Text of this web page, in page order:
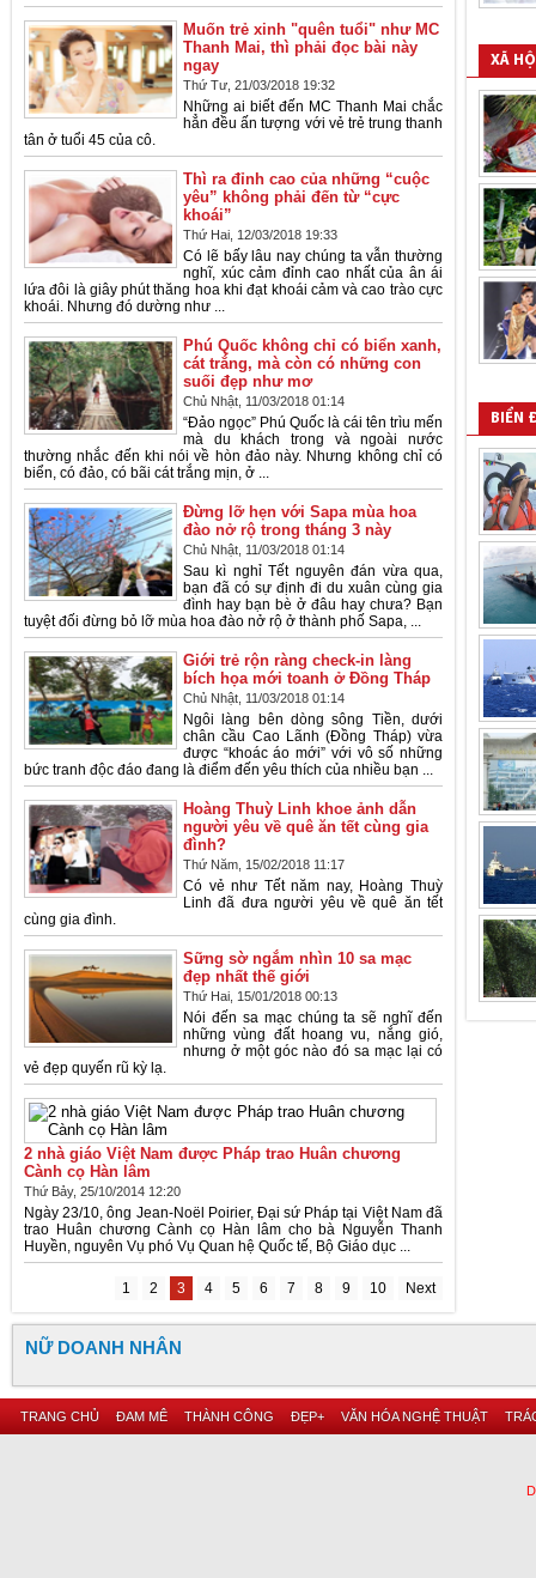
Muốn trẻ xinh "quên tuổi" như MC
Thanh Mai, thì phải đọc bài này
ngay
Thứ Tư, 21/03/2018 19:32
Những ai biết đến MC Thanh Mai chắc
hẳn đều ấn tượng với vẻ trẻ trung thanh
tân ở tuổi 45 của cô.
Thì ra đỉnh cao của những “cuộc
yêu” không phải đến từ “cực
khoái”
Thứ Hai, 12/03/2018 19:33
Có lẽ bấy lâu nay chúng ta vẫn thường
nghĩ, xúc cảm đỉnh cao nhất của ân ái
lứa đôi là giây phút thăng hoa khi đạt khoái cảm và cao trào cực
khoái. Nhưng đó dường như ...
Phú Quốc không chỉ có biển xanh,
cát trắng, mà còn có những con
suối đẹp như mơ
Chủ Nhật, 11/03/2018 01:14
“Đảo ngọc” Phú Quốc là cái tên trìu mến
mà du khách trong và ngoài nước
thường nhắc đến khi nói về hòn đảo này. Nhưng không chỉ có
biển, có đảo, có bãi cát trắng mịn, ở ...
Đừng lỡ hẹn với Sapa mùa hoa
đào nở rộ trong tháng 3 này
Chủ Nhật, 11/03/2018 01:14
Sau kì nghỉ Tết nguyên đán vừa qua,
bạn đã có sự định đi du xuân cùng gia
đình hay bạn bè ở đâu hay chưa? Bạn
tuyệt đối đừng bỏ lỡ mùa hoa đào nở rộ ở thành phố Sapa, ...
Giới trẻ rộn ràng check-in làng
bích họa mới toanh ở Đồng Tháp
Chủ Nhật, 11/03/2018 01:14
Ngôi làng bên dòng sông Tiền, dưới
chân cầu Cao Lãnh (Đồng Tháp) vừa
được “khoác áo mới” với vô số những
bức tranh độc đáo đang là điểm đến yêu thích của nhiều bạn ...
Hoàng Thuỳ Linh khoe ảnh dẫn
người yêu về quê ăn tết cùng gia
đình?
Thứ Năm, 15/02/2018 11:17
Có vẻ như Tết năm nay, Hoàng Thuỳ
Linh đã đưa người yêu về quê ăn tết
cùng gia đình.
Sững sờ ngắm nhìn 10 sa mạc
đẹp nhất thế giới
Thứ Hai, 15/01/2018 00:13
Nói đến sa mạc chúng ta sẽ nghĩ đến
những vùng đất hoang vu, nắng gió,
nhưng ở một góc nào đó sa mạc lại có
vẻ đẹp quyến rũ kỳ lạ.
2 nhà giáo Việt Nam được Pháp trao Huân chương
Cành cọ Hàn lâm
Thứ Bảy, 25/10/2014 12:20
Ngày 23/10, ông Jean-Noël Poirier, Đại sứ Pháp tại Việt Nam đã
trao Huân chương Cành cọ Hàn lâm cho bà Nguyễn Thanh
Huyền, nguyên Vụ phó Vụ Quan hệ Quốc tế, Bộ Giáo dục ...
1 2 3 4 5 6 7 8 9 10 Next
XÃ
BIỂN
NỮ DOANH NHÂN
TRANG CHỦ ĐAM MÊ THÀNH CÔNG ĐẸP+ VĂN HÓA NGHỆ THUẬT